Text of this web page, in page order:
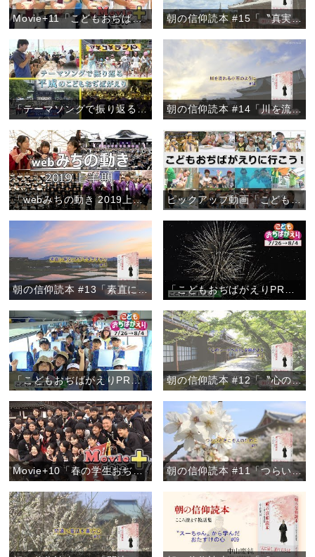
Movie+11「こどもおぢばがえり2019開幕」 朝の信仰読本 #15「〝真実の願い〟は埋もれない」
「テーマソングで振り返る 平成のこどもおぢばがえり」『ピックアップ動画』 朝の信仰読本 #14「川を流れる小石のように」
「webみちの動き 2019上半期」 ピックアップ動画「こどもおぢばがえりに行こう！」
朝の信仰読本 #13「素直に謝ることができますか？」 「こどもおぢばがえりPRムービー2019【Ver.2】」
「こどもおぢばがえりPRムービー2019【Ver.1】」 朝の信仰読本 #12「〝心のシートベルト〟を締めよう」
Movie+10「春の学生おぢばがえり」 朝の信仰読本 #11「つらいときこそ人のために」